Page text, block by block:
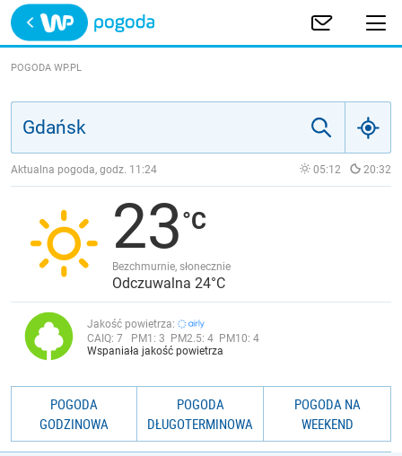
Trwa ładowanie
POLSKA
JAKOŚĆ POWIETRZA
POGODA WP.PL
Aktualna pogoda, godz. 11:24 05:12 20:32
23
Bezchmurnie, słonecznie
Odczuwalna 24°C
Jakość powietrza:
CAIQ: 7 PM1: 3 PM2.5: 4 PM10: 4
Wspaniała jakość powietrza
POGODA
GODZINOWA
POGODA
DŁUGOTERMINOWA
POGODA NA
WEEKEND